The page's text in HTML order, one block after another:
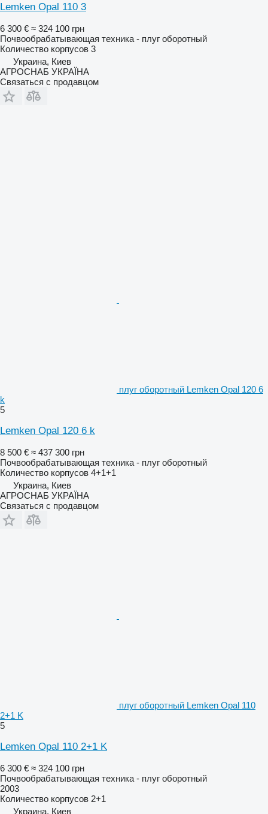
Lemken Opal 110 3
6 300 € ≈ 324 100 грн
Почвообрабатывающая техника - плуг оборотный
Количество корпусов 3
Украина, Киев
АГРОСНАБ УКРАЇНА
Связаться с продавцом
плуг оборотный Lemken Opal 120 6
k
5
Lemken Opal 120 6 k
8 500 € ≈ 437 300 грн
Почвообрабатывающая техника - плуг оборотный
Количество корпусов 4+1+1
Украина, Киев
АГРОСНАБ УКРАЇНА
Связаться с продавцом
плуг оборотный Lemken Opal 110
2+1 K
5
Lemken Opal 110 2+1 K
6 300 € ≈ 324 100 грн
Почвообрабатывающая техника - плуг оборотный
2003
Количество корпусов 2+1
Украина, Киев